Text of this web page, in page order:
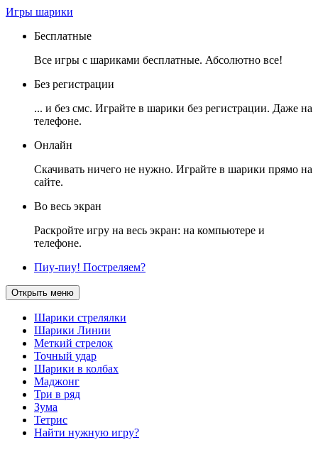
Игры шарики
Бесплатные
Все игры с шариками бесплатные. Абсолютно все!
Без регистрации
... и без смс. Играйте в шарики без регистрации. Даже на
телефоне.
Онлайн
Скачивать ничего не нужно. Играйте в шарики прямо на
сайте.
Во весь экран
Раскройте игру на весь экран: на компьютере и
телефоне.
Пиу-пиу! Постреляем?
Открыть меню
Шарики стрелялки
Шарики Линии
Меткий стрелок
Точный удар
Шарики в колбах
Маджонг
Три в ряд
Зума
Тетрис
Найти нужную игру?